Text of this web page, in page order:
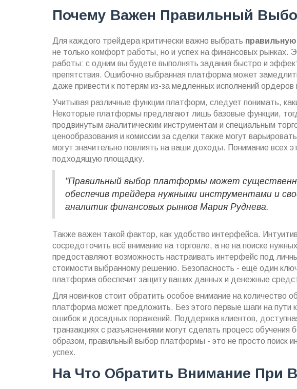
Почему Важен Правильный
Для каждого трейдера критически важно выбрать
не только комфорт работы, но и успех на финансовых рынках.
работы: с одним вы будете выполнять задания быстро и
препятствия. Ошибочно выбранная платформа может
даже привести к потерям из-за медленных исполнений ордеров
Учитывая различные функции платформ, следует понимать,
Некоторые платформы предлагают лишь базовые функции,
продвинутым аналитическим инструментам и специальным
ценообразования и комиссии за сделки также могут
могут значительно повлиять на ваши доходы. Понимание всех
подходящую площадку.
"Правильный выбор платформы может
обеспечив трейдера нужными инструментами и
аналитик финансовых рынков Мария Руднева.
Также важен такой фактор, как удобство интерфейса.
сосредоточить всё внимание на торговле, а не на поиске
предоставляют возможность настраивать интерфейс под
стоимости выбранному решению. Безопасность - ещё один
платформа обеспечит защиту ваших данных и денежные
Для новичков стоит обратить особое внимание на
платформа может предложить. Без этого первые шаги на пути
ошибок и досадных поражений. Поддержка клиентов,
транзакциях с разъяснениями могут сделать процесс
образом, правильный выбор платформы - это не просто поиск
успех.
На Что Обратить Внимание При